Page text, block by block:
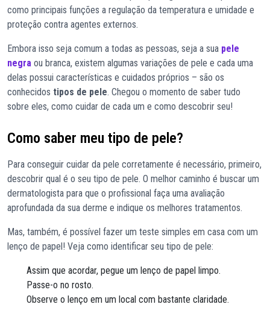
como principais funções a regulação da temperatura e umidade e
proteção contra agentes externos.
Embora isso seja comum a todas as pessoas, seja a sua pele
negra ou branca, existem algumas variações de pele e cada uma
delas possui características e cuidados próprios – são os
conhecidos tipos de pele. Chegou o momento de saber tudo
sobre eles, como cuidar de cada um e como descobrir seu!
Como saber meu tipo de pele?
Para conseguir cuidar da pele corretamente é necessário, primeiro,
descobrir qual é o seu tipo de pele. O melhor caminho é buscar um
dermatologista para que o profissional faça uma avaliação
aprofundada da sua derme e indique os melhores tratamentos.
Mas, também, é possível fazer um teste simples em casa com um
lenço de papel! Veja como identificar seu tipo de pele:
Assim que acordar, pegue um lenço de papel limpo.
Passe-o no rosto.
Observe o lenço em um local com bastante claridade.